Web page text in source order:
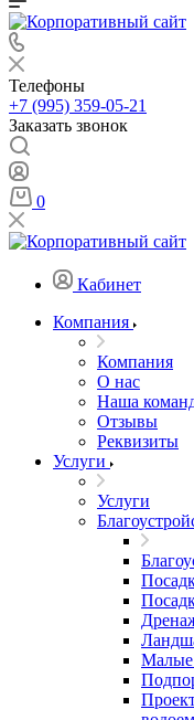
Телефоны
+7 (995) 359-05-21
Заказать звонок
0
Кабинет
Компания
Компания
О нас
Наша
Отзывы
Реквизиты
Услуги
Услуги
Малые